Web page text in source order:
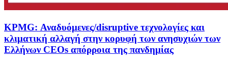
KPMG: Αναδυόμενες/disruptive τεχνολογίες και
κλιματική αλλαγή στην κορυφή των ανησυχιών των
Ελλήνων CEOs απόρροια της πανδημίας